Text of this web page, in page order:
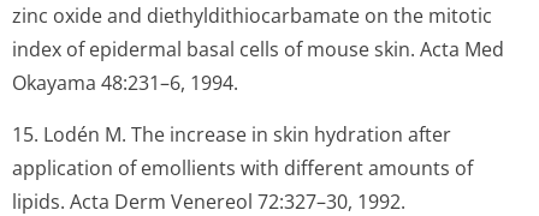
zinc oxide and diethyldithio­carbamate on the mitotic
index of epidermal basal cells of mouse skin. Acta Med
Okayama 48:231–6, 1994.
15. Lodén M. The increase in skin hydration after
application of emollients with different amounts of
lipids. Acta Derm Venereol 72:327–30, 1992.